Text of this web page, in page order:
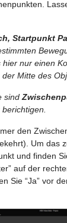
Startpunkt
hier nur einen
Mitte des
sind
den
Um das
und finden
auf der
Sie “Ja” vor